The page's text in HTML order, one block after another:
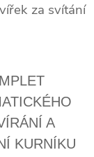
za svítání